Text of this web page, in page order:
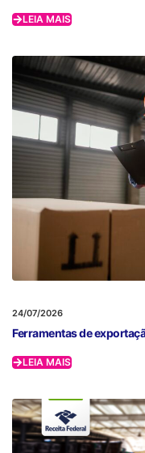
LEIA MAIS
24/07/2026
Ferramentas de
LEIA MAIS